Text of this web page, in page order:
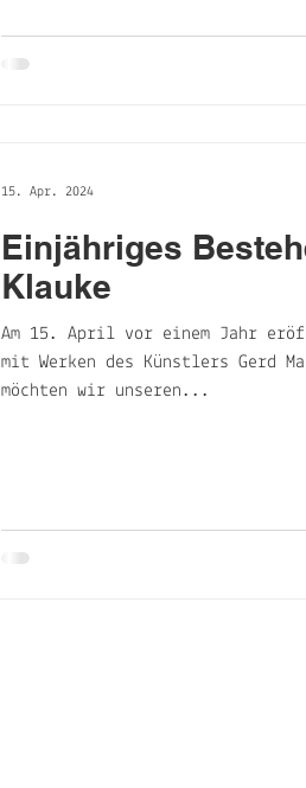
Einjähriges
Klauke
Am 15. April vor einem Jahr
mit Werken des Künstlers Gerd
möchten wir unseren...
15. Apr. 2024